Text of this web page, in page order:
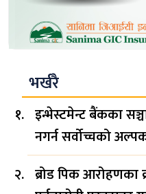
भर्खरै
इन्भेस्टमेन्ट बैंकका
नगर्न सर्वोच्चको
ब्रोड पिक आरोहणका